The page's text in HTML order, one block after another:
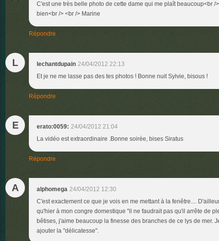
C'est une très belle photo de cette dame qui me plaît beaucoup<br /
bien<br /> <br /> Marine
Répondre
L lechantdupain 24/04/2012 22:13
Et je ne me lasse pas des tes photos ! Bonne nuit Sylvie, bisous !
Répondre
E erato:0059: 24/04/2012 21:04
La vidéo est extraordinaire .Bonne soirée, bises Siratus
Répondre
A alphomega 24/04/2012 12:30
C'est exactement ce que je vois en me mettant à la fenêtre....
qu'hier à mon congre domestique "il ne faudrait pas qu'il arrête de
bêtises, j'aime beaucoup la finesse des branches de ce lys de mer.
ajouter la "délicatesse".